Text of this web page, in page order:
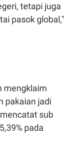
tetapi juga
pasok global,"
mengklaim
pakaian jadi
sub
pada